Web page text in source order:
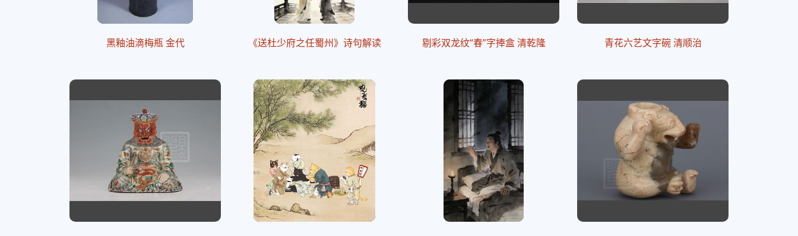
黑釉油滴梅瓶 金代 《送杜少府之任蜀州》诗句解读 剔彩双龙纹“春”字捧盒 清乾隆 青花六艺文字碗 清顺治